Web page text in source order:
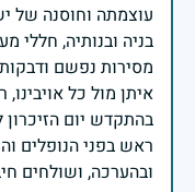
עוצמתה וחוסנה של
בניה ובנותיה, חללי
מסירות נפשם
בהתקדש יום
ראש בפני הנופלים
ובהערכה, ושולחים